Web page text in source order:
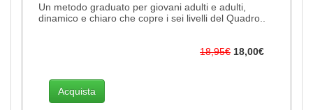
Un metodo graduato per giovani adulti e adulti,
dinamico e chiaro che copre i sei livelli del Quadro..
18,95€ 18,00€
Acquista